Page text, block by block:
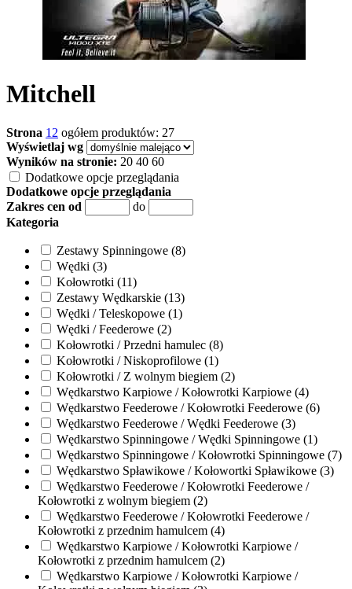
Mitchell
Strona 1 2 ogółem produktów: 27
Wyświetlaj wg
Wyników na stronie: 20 40 60
Dodatkowe opcje przeglądania
Dodatkowe opcje przeglądania
Zakres cen od
do
Kategoria
Zestawy Spinningowe (8)
Wędki (3)
Kołowrotki (11)
Zestawy Wędkarskie (13)
Wędki / Teleskopowe (1)
Wędki / Feederowe (2)
Kołowrotki / Przedni hamulec (8)
Kołowrotki / Niskoprofilowe (1)
Kołowrotki / Z wolnym biegiem (2)
Wędkarstwo Karpiowe / Kołowrotki Karpiowe (4)
Wędkarstwo Feederowe / Kołowrotki Feederowe (6)
Wędkarstwo Feederowe / Wędki Feederowe (3)
Wędkarstwo Spinningowe / Wędki Spinningowe (1)
Wędkarstwo Spinningowe / Kołowrotki Spinningowe (7)
Wędkarstwo Spławikowe / Kołowortki Spławikowe (3)
Wędkarstwo Feederowe / Kołowrotki Feederowe /
Kołowrotki z wolnym biegiem (2)
Wędkarstwo Feederowe / Kołowrotki Feederowe /
Kołowrotki z przednim hamulcem (4)
Wędkarstwo Karpiowe / Kołowrotki Karpiowe /
Kołowrotki z przednim hamulcem (2)
Wędkarstwo Karpiowe / Kołowrotki Karpiowe /